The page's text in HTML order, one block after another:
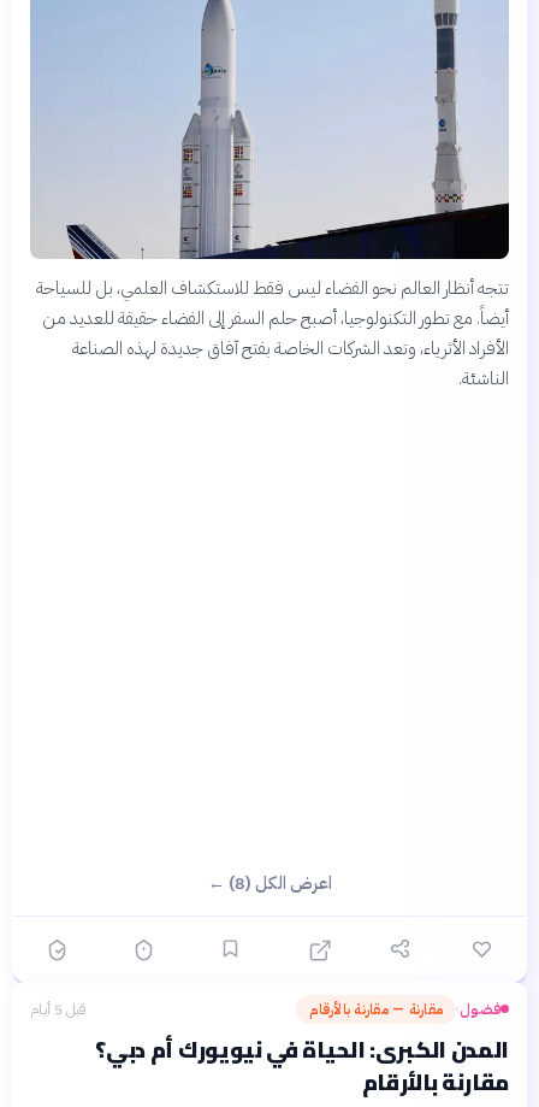
تتجه أنظار العالم نحو الفضاء ليس فقط للاستكشاف العلمي، بل للسياحة
أيضاً. مع تطور التكنولوجيا، أصبح حلم السفر إلى الفضاء حقيقة للعديد من
الأفراد الأثرياء، وتعد الشركات الخاصة بفتح آفاق جديدة لهذه الصناعة
الناشئة.
اعرض الكل (8) ←
فضول› مقارنة — مقارنة بالأرقام قبل 5 أيام
المدن الكبرى: الحياة في نيويورك أم دبي؟
مقارنة بالأرقام